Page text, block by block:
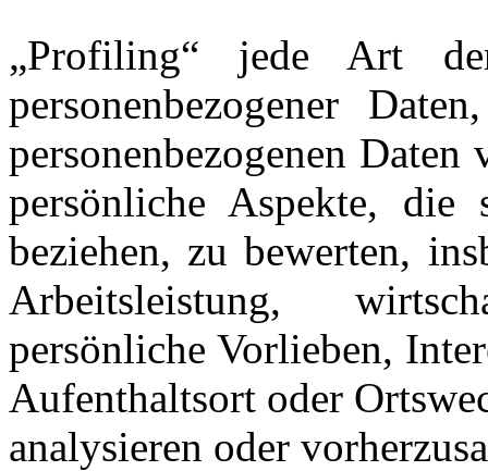
„Profiling“ jede Art
personenbezogener
personenbezogenen
persönliche Aspekte,
beziehen, zu bewerten,
Arbeitsleistung,
persönliche Vorlieben,
Aufenthaltsort oder
analysieren oder